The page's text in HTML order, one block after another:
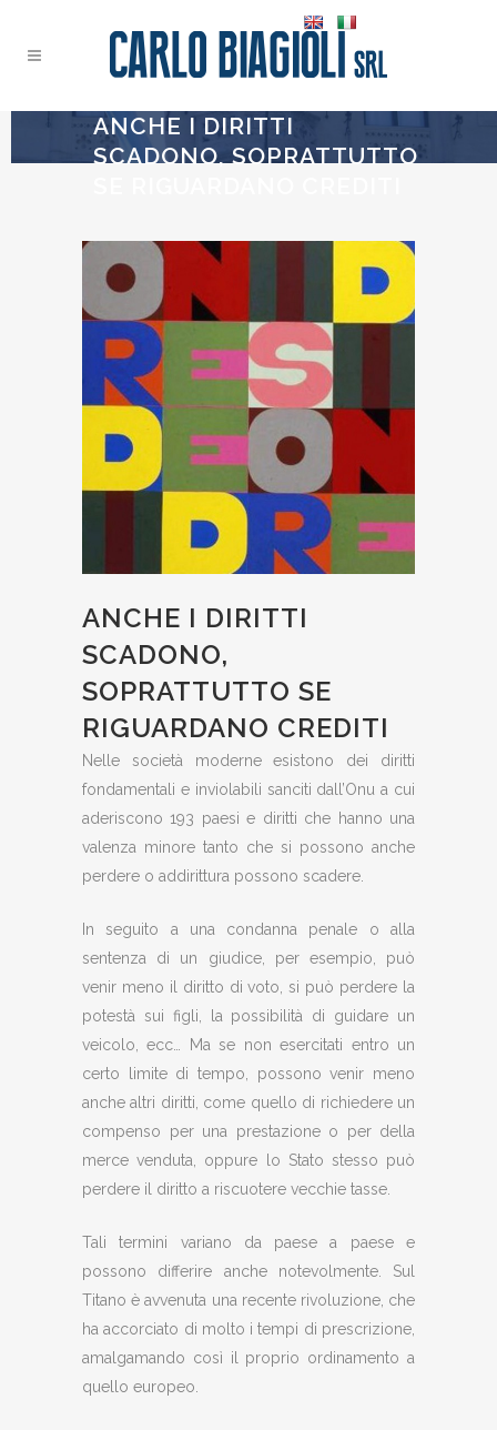
ANCHE I DIRITTI
SCADONO, SOPRATTUTTO
ANCHE I DIRITTI
SCADONO,
SOPRATTUTTO SE
RIGUARDANO CREDITI
Nelle società moderne esistono dei diritti
fondamentali e inviolabili sanciti dall’Onu a cui
aderiscono 193 paesi e diritti che hanno una
valenza minore tanto che si possono anche
perdere o addirittura possono scadere.
In seguito a una condanna penale o alla
sentenza di un giudice, per esempio, può
venir meno il diritto di voto, si può perdere la
potestà sui figli, la possibilità di guidare un
veicolo, ecc… Ma se non esercitati entro un
certo limite di tempo, possono venir meno
anche altri diritti, come quello di richiedere un
compenso per una prestazione o per della
merce venduta, oppure lo Stato stesso può
perdere il diritto a riscuotere vecchie tasse.
Tali termini variano da paese a paese e
possono differire anche notevolmente. Sul
Titano è avvenuta una recente rivoluzione, che
ha accorciato di molto i tempi di prescrizione,
amalgamando così il proprio ordinamento a
quello europeo.